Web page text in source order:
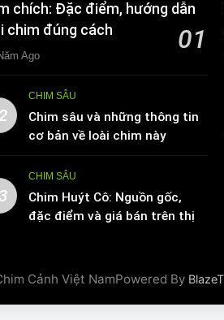
chích: Đặc điểm, hướng dẫn
chim đúng cách
01
Ago
CHIM SÂU
Chim sâu và những thông tin
cơ bản về loài chim này
CHIM SÂU
Chim Huýt Cô: Nguồn gốc,
đặc điểm và giá bán trên thị
Cảnh Việt NamPowered By